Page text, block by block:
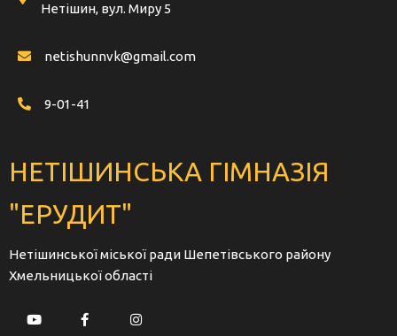
Нетішин, вул. Миру 5
netishunnvk@gmail.com
9-01-41
НЕТІШИНСЬКА ГІМНАЗІЯ
"ЕРУДИТ"
Нетішинської міської ради Шепетівського району
Хмельницької області